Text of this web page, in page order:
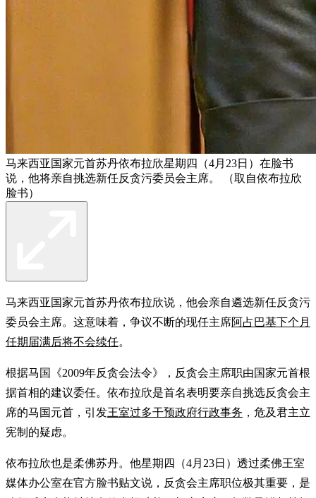
马来西亚国家元首苏丹依布拉欣星期四（4月23日）在脸书
说，他将亲自挑选新任反贪污委员会主席。 （取自依布拉欣
脸书）
马来西亚国家元首苏丹依布拉欣说，他会亲自遴选新任反贪污
委员会主席。这意味着，争议不断的现任主席阿占巴基下个月
任期届满后将不会续任。
根据马国《2009年反贪会法令》，反贪会主席职由国家元首根
据首相的建议委任。依布拉欣是首名表明要亲自挑选反贪会主
席的马国元首，引发王室过多干预政府行政事务 ，危及君主立
宪制的疑虑。
依布拉欣也是柔佛苏丹。他星期四（4月23日）透过柔佛王室
媒体办公室在官方脸书贴文说，反贪会主席职位极其重要，是